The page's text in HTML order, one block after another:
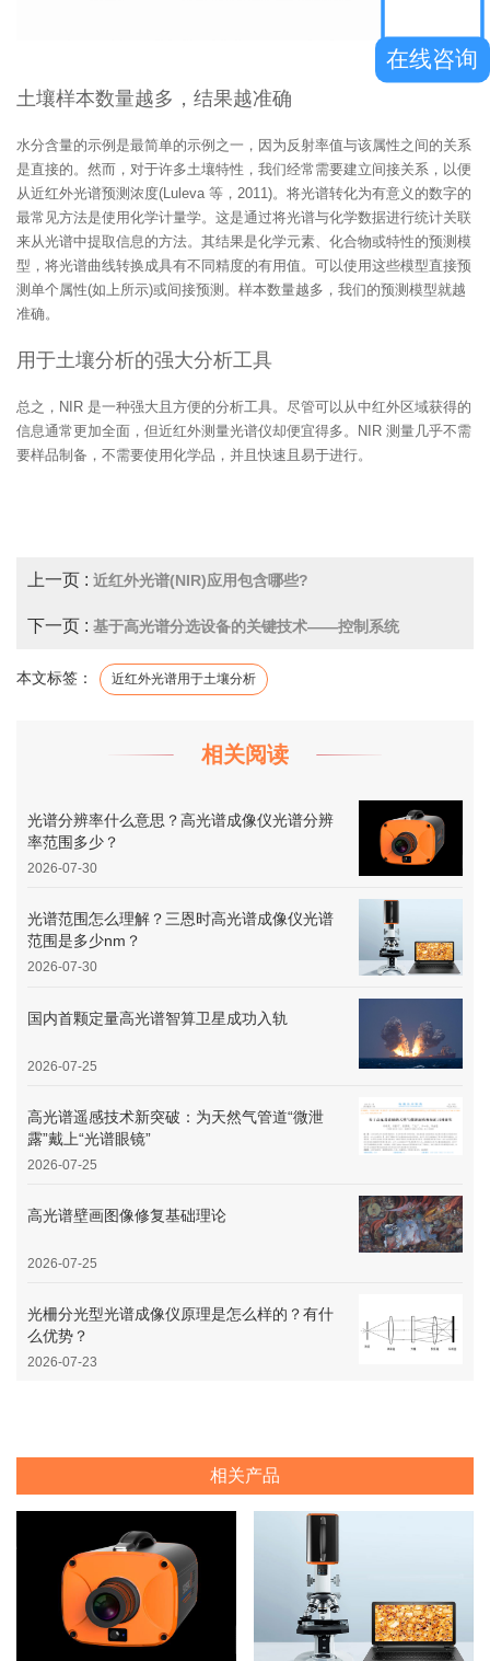
土壤样本数量越多，结果越准确
水分含量的示例是最简单的示例之一，因为反射率值与该属性之间的关系
是直接的。然而，对于许多土壤特性，我们经常需要建立间接关系，以便
从近红外光谱预测浓度(Luleva 等，2011)。将光谱转化为有意义的数字的
最常见方法是使用化学计量学。这是通过将光谱与化学数据进行统计关联
来从光谱中提取信息的方法。其结果是化学元素、化合物或特性的预测模
型，将光谱曲线转换成具有不同精度的有用值。可以使用这些模型直接预
测单个属性(如上所示)或间接预测。样本数量越多，我们的预测模型就越
准确。
用于土壤分析的强大分析工具
总之，NIR 是一种强大且方便的分析工具。尽管可以从中红外区域获得的
信息通常更加全面，但近红外测量光谱仪却便宜得多。NIR 测量几乎不需
要样品制备，不需要使用化学品，并且快速且易于进行。
上一页 : 近红外光谱(NIR)应用包含哪些?
下一页 : 基于高光谱分选设备的关键技术——控制系统
本文标签： 近红外光谱用于土壤分析
相关阅读
光谱分辨率什么意思？高光谱成像仪光谱分辨
率范围多少？
2026-07-30
光谱范围怎么理解？三恩时高光谱成像仪光谱
范围是多少nm？
2026-07-30
国内首颗定量高光谱智算卫星成功入轨
2026-07-25
高光谱遥感技术新突破：为天然气管道“微泄
露”戴上“光谱眼镜”
2026-07-25
高光谱壁画图像修复基础理论
2026-07-25
光柵分光型光谱成像仪原理是怎么样的？有什
么优势？
2026-07-23
相关产品
在线咨询